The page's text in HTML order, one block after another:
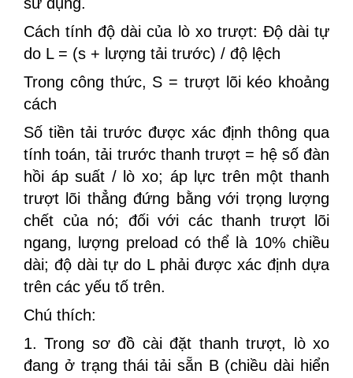
Cách tính độ dài của lò xo trượt: Độ dài tự
do L = (s + lượng tải trước) / độ lệch
Trong công thức, S = trượt lõi kéo khoảng
cách
Số tiền tải trước được xác định thông qua
tính toán, tải trước thanh trượt = hệ số đàn
hồi áp suất / lò xo; áp lực trên một thanh
trượt lõi thẳng đứng bằng với trọng lượng
chết của nó; đối với các thanh trượt lõi
ngang, lượng preload có thể là 10% chiều
dài; độ dài tự do L phải được xác định dựa
trên các yếu tố trên.
Chú thích:
1. Trong sơ đồ cài đặt thanh trượt, lò xo
đang ở trạng thái tải sẵn B (chiều dài hiển